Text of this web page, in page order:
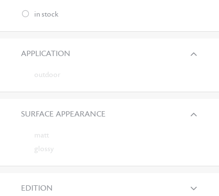
in stock
APPLICATION
outdoor
SURFACE APPEARANCE
matt
glossy
EDITION